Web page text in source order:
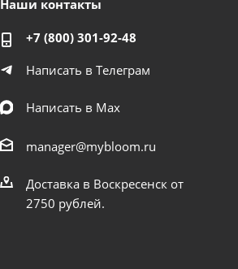
Наши контакты
+7 (800) 301-92-48
Написать в Телеграм
Написать в Мах
manager@mybloom.ru
Доставка в Воскресенск от
2750 рублей.